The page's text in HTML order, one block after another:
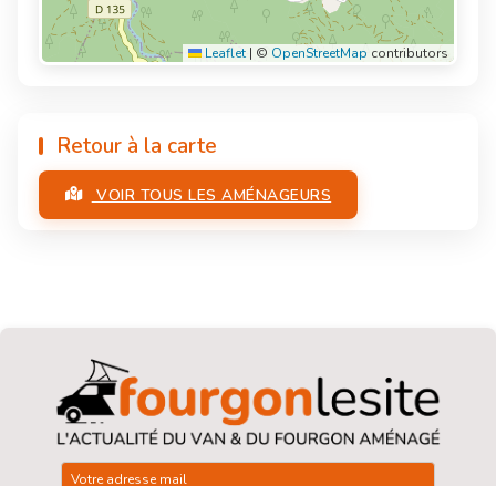
Leaflet | © OpenStreetMap contributors
Retour à la carte
VOIR TOUS LES AMÉNAGEURS